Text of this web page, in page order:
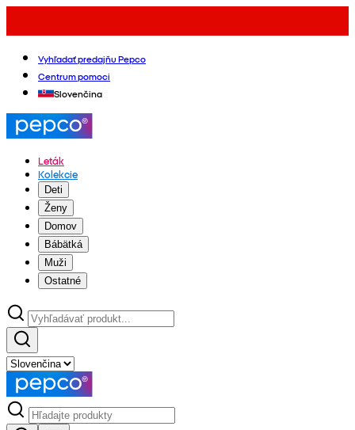
Vyhľadať predajňu Pepco
Centrum pomoci
Slovenčina
Leták
Kolekcie
Deti
Ženy
Domov
Bábätká
Muži
Ostatné